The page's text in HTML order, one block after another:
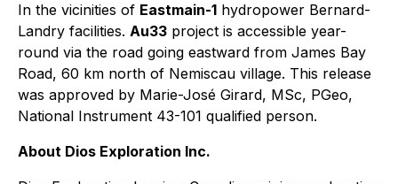
In the vicinities of Eastmain-1 hydropower Bernard-
Landry facilities. Au33 project is accessible year-
round via the road going eastward from James Bay
Road, 60 km north of Nemiscau village. This release
was approved by Marie-José Girard, MSc, PGeo,
National Instrument 43-101 qualified person.
About Dios Exploration Inc.